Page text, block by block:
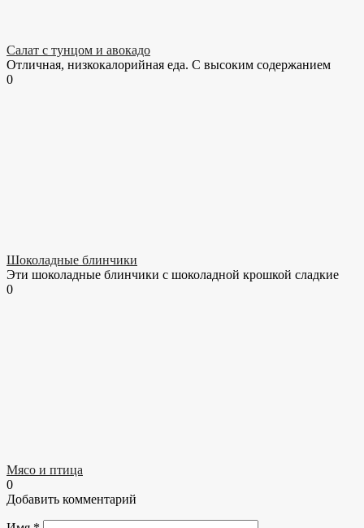
Салат с тунцом и авокадо
Отличная, низкокалорийная еда. С высоким содержанием
0
Шоколадные блинчики
Эти шоколадные блинчики с шоколадной крошкой сладкие
0
Мясо и птица
0
Добавить комментарий